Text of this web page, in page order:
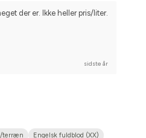
der er. Ikke heller pris/liter.
sidste år
terræn Engelsk fuldblod (XX)